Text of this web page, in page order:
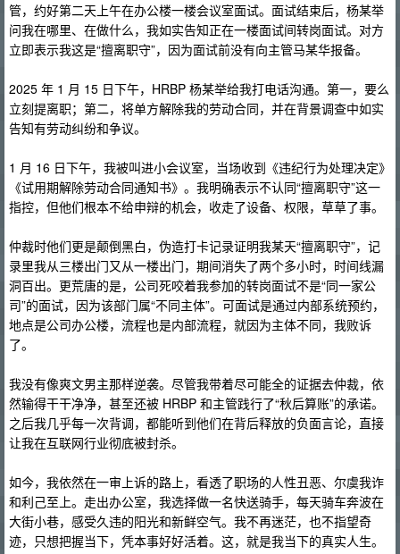
管，约好第二天上午在办公楼一楼会议室面试。面试结束后，杨某举
问我在哪里、在做什么，我如实告知正在一楼面试间转岗面试。对方
立即表示我这是“擅离职守”，因为面试前没有向主管马某华报备。
2025 年 1 月 15 日下午，HRBP 杨某举给我打电话沟通。第一，要么
立刻提离职；第二，将单方解除我的劳动合同，并在背景调查中如实
告知有劳动纠纷和争议。
1 月 16 日下午，我被叫进小会议室，当场收到《违纪行为处理决定》
《试用期解除劳动合同通知书》。我明确表示不认同“擅离职守”这一
指控，但他们根本不给申辩的机会，收走了设备、权限，草草了事。
仲裁时他们更是颠倒黑白，伪造打卡记录证明我某天“擅离职守”，记
录里我从三楼出门又从一楼出门，期间消失了两个多小时，时间线漏
洞百出。更荒唐的是，公司死咬着我参加的转岗面试不是“同一家公
司”的面试，因为该部门属“不同主体”。可面试是通过内部系统预约，
地点是公司办公楼，流程也是内部流程，就因为主体不同，我败诉
了。
我没有像爽文男主那样逆袭。尽管我带着尽可能全的证据去仲裁，依
然输得干干净净，甚至还被 HRBP 和主管践行了“秋后算账”的承诺。
之后我几乎每一次背调，都能听到他们在背后释放的负面言论，直接
让我在互联网行业彻底被封杀。
如今，我依然在一审上诉的路上，看透了职场的人性丑恶、尔虞我诈
和利己至上。走出办公室，我选择做一名快送骑手，每天骑车奔波在
大街小巷，感受久违的阳光和新鲜空气。我不再迷茫，也不指望奇
迹，只想把握当下，凭本事好好活着。这，就是我当下的真实人生。